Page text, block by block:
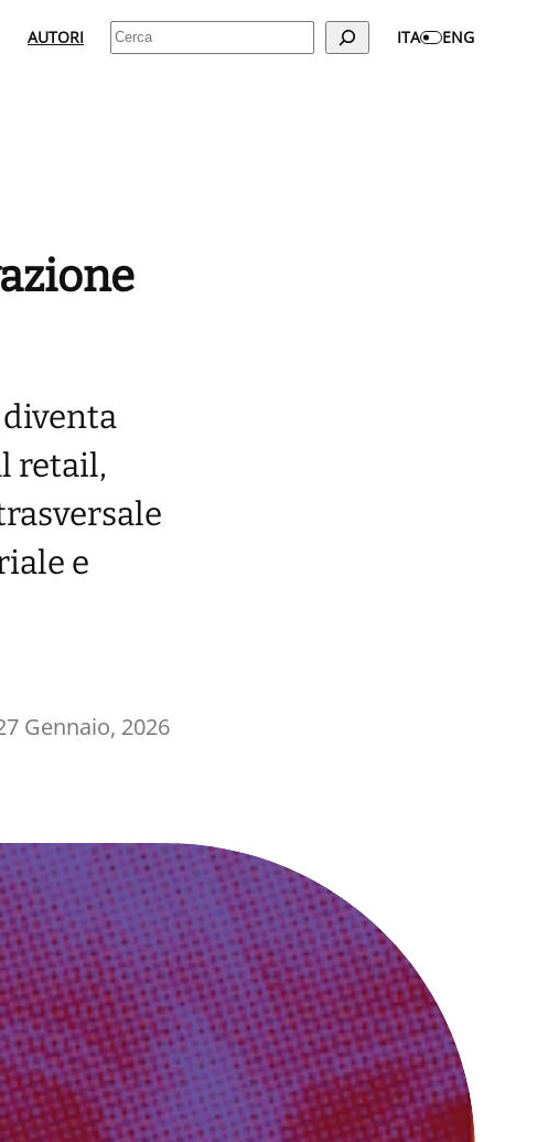
AUTORI Cerca ITA ENG
diventa
retail,
e
Gennaio, 2026